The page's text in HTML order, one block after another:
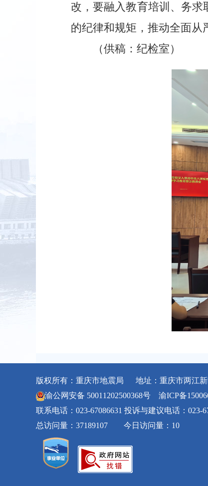
改，要融入教育培训、务
的纪律和规矩，推动全面从
（供稿：纪检室）
版权所有：重庆市地震局 地址：重庆市两江新
渝公网安备 50011202500368号
渝ICP备
联系电话：023-67086631 投诉与建议电话：023-
总访问量：37189107 今日访问量：10